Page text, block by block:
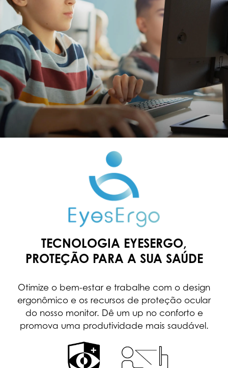
TECNOLOGIA EYESERGO,
PROTEÇÃO PARA A SUA SAÚDE
Otimize o bem-estar e trabalhe com o design
ergonômico e os recursos de proteção ocular
do nosso monitor. Dê um up no conforto e
promova uma produtividade mais saudável.